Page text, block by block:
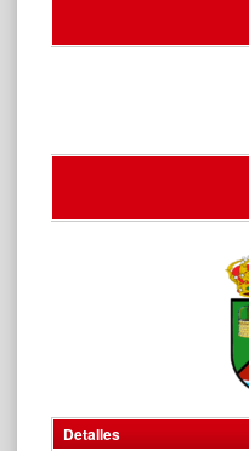
Detalles